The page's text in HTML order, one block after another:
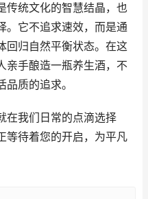
传统文化的智慧结晶，也
。它不追求速效，而是通
回归自然平衡状态。在这
亲手酿造一瓶养生酒，不
质的追求。
在我们日常的点滴选择
等待着您的开启，为平凡